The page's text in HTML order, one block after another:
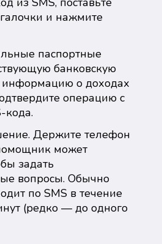
и нажмите
паспортные
банковскую
информацию о доходах
операцию с
Держите телефон
может
задать
вопросы. Обычно
по SMS в течение
(редко — до одного